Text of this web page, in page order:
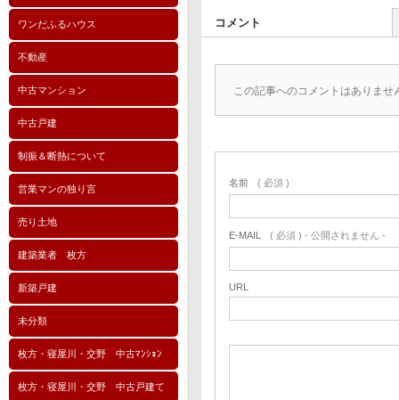
ワンだふるハウス
不動産
中古マンション
中古戸建
制振＆断熱について
営業マンの独り言
売り土地
建築業者 枚方
新築戸建
未分類
枚方・寝屋川・交野 中古ﾏﾝｼｮﾝ
枚方・寝屋川・交野 中古戸建て
コメント
この記事へのコメントはありませ
名前 ( 必須 )
E-MAIL ( 必須 ) - 公開されません -
URL